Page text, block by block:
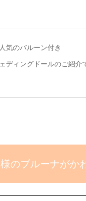
気のバルーン付き
ディングドールのご紹介
のブルーナがか